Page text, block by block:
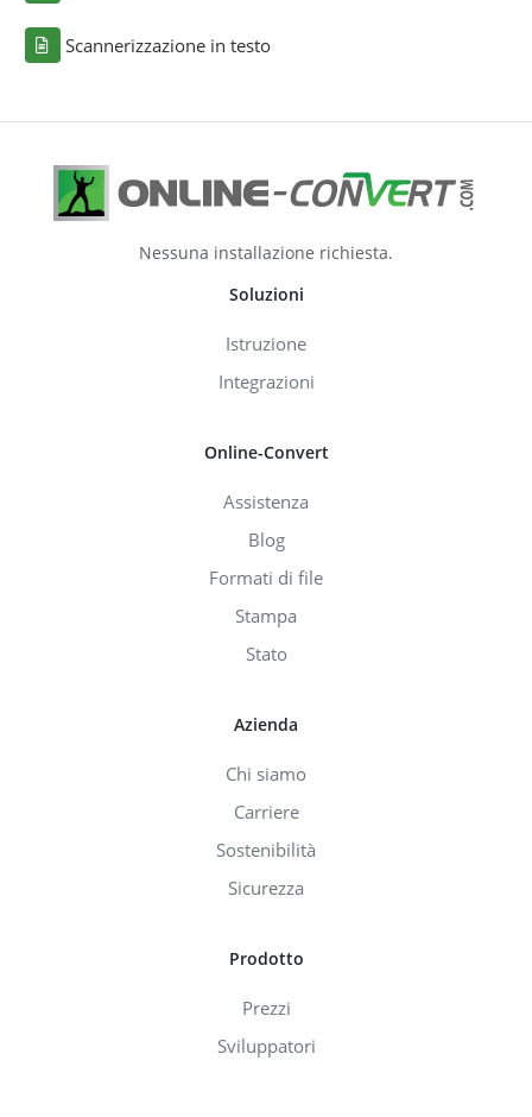
Scannerizzazione in testo
Nessuna installazione richiesta.
Soluzioni
Istruzione
Integrazioni
Online-Convert
Assistenza
Blog
Formati di file
Stampa
Stato
Azienda
Chi siamo
Carriere
Sostenibilità
Sicurezza
Prodotto
Prezzi
Sviluppatori